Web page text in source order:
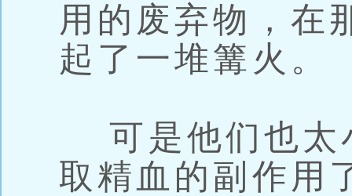
用的废弃物，在
起了一堆篝火。
可是他们也太
取精血的副作用